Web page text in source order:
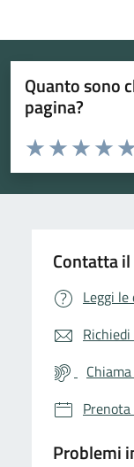
Quanto sono
pagina?
Valuta da 1 a 5 stelle
Valuta 3
Valuta 2
Valuta 1 stelle su
Contatta
Leggi
Problemi